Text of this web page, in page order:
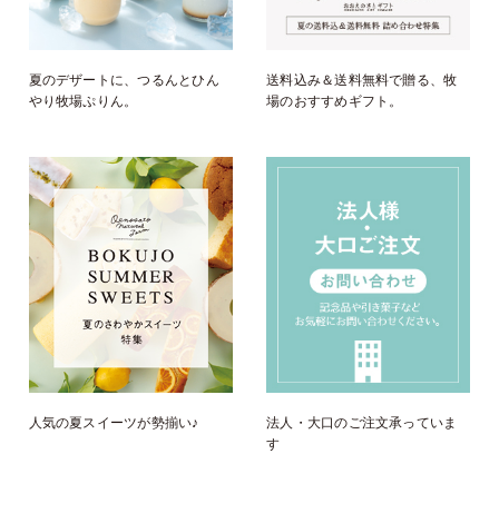
夏のデザートに、つるんとひん
やり牧場ぷりん。
送料込み＆送料無料で贈る、牧
場のおすすめギフト。
人気の夏スイーツが勢揃い♪
法人・大口のご注文承っていま
す